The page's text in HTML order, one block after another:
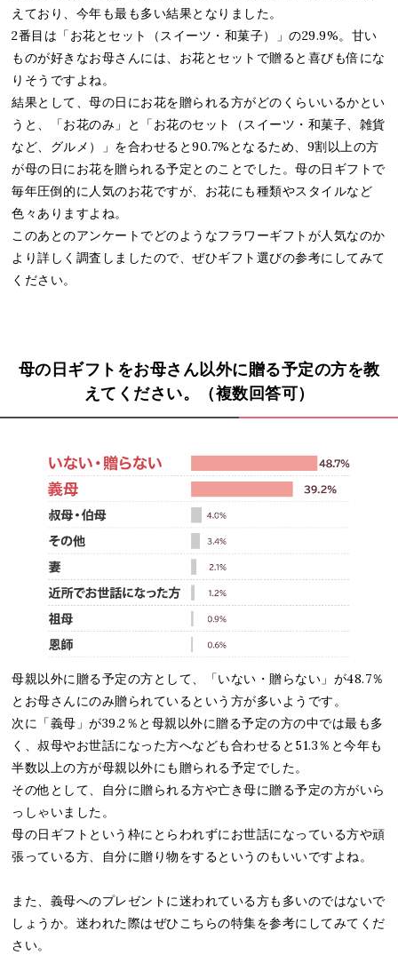
えており、今年も最も多い結果となりました。
2番目は「お花とセット（スイーツ・和菓子）」の29.9%。甘い
ものが好きなお母さんには、お花とセットで贈ると喜びも倍にな
りそうですよね。
結果として、母の日にお花を贈られる方がどのくらいいるかとい
うと、「お花のみ」と「お花のセット（スイーツ・和菓子、雑貨
など、グルメ）」を合わせると90.7%となるため、9割以上の方
が母の日にお花を贈られる予定とのことでした。母の日ギフトで
毎年圧倒的に人気のお花ですが、お花にも種類やスタイルなど
色々ありますよね。
このあとのアンケートでどのようなフラワーギフトが人気なのか
より詳しく調査しましたので、ぜひギフト選びの参考にしてみて
ください。
母の日ギフトをお母さん以外に贈る予定の方を教
えてください。（複数回答可）
母親以外に贈る予定の方として、「いない・贈らない」が48.7％
とお母さんにのみ贈られているという方が多いようです。
次に「義母」が39.2％と母親以外に贈る予定の方の中では最も多
く、叔母やお世話になった方へなども合わせると51.3％と今年も
半数以上の方が母親以外にも贈られる予定でした。
その他として、自分に贈られる方や亡き母に贈る予定の方がいら
っしゃいました。
母の日ギフトという枠にとらわれずにお世話になっている方や頑
張っている方、自分に贈り物をするというのもいいですよね。
また、義母へのプレゼントに迷われている方も多いのではないで
しょうか。迷われた際はぜひこちらの特集を参考にしてみてくだ
さい。